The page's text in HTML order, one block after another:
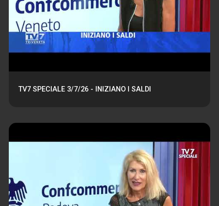
TV7 SPECIALE 3/7/26 - INIZIANO I SALDI